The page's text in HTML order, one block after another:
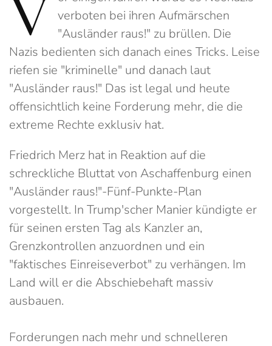
V verboten bei ihren Aufmärschen
"Ausländer raus!" zu brüllen. Die
Nazis bedienten sich danach eines Tricks. Leise
riefen sie "kriminelle" und danach laut
"Ausländer raus!" Das ist legal und heute
offensichtlich keine Forderung mehr, die die
extreme Rechte exklusiv hat.
Friedrich Merz hat in Reaktion auf die
schreckliche Bluttat von Aschaffenburg einen
"Ausländer raus!"-Fünf-Punkte-Plan
vorgestellt. In Trump'scher Manier kündigte er
für seinen ersten Tag als Kanzler an,
Grenzkontrollen anzuordnen und ein
"faktisches Einreiseverbot" zu verhängen. Im
Land will er die Abschiebehaft massiv
ausbauen.
Forderungen nach mehr und schnelleren